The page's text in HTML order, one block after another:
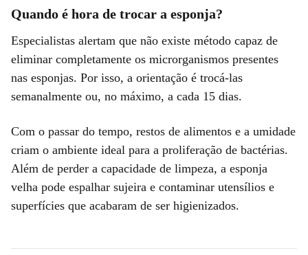
Quando é hora de trocar a esponja?
Especialistas alertam que não existe método capaz de
eliminar completamente os microrganismos presentes
nas esponjas. Por isso, a orientação é trocá-las
semanalmente ou, no máximo, a cada 15 dias.
Com o passar do tempo, restos de alimentos e a umidade
criam o ambiente ideal para a proliferação de bactérias.
Além de perder a capacidade de limpeza, a esponja
velha pode espalhar sujeira e contaminar utensílios e
superfícies que acabaram de ser higienizados.